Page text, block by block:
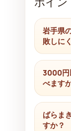
岩手県
敗しに
3000円
べます
ばらま
すか？